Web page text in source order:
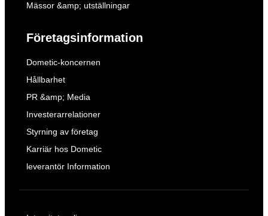
Mässor &amp; utställningar
Företagsinformation
Dometic-koncernen
Hållbarhet
PR &amp; Media
Investerarrelationer
Styrning av företag
Karriär hos Dometic
leverantör Information